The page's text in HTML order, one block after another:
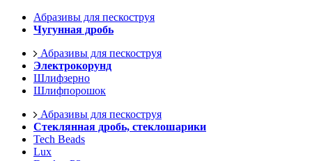
Абразивы для пескоструя
Чугунная дробь
Абразивы для пескоструя
Электрокорунд
Шлифзерно
Шлифпорошок
Абразивы для пескоструя
Стеклянная дробь, стеклошарики
Tech Beads
Lux